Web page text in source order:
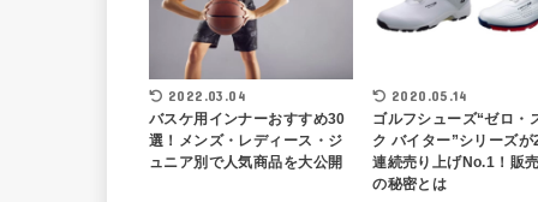
2022.03.04
バスケ用インナーおすすめ30
選！メンズ・レディース・ジ
ュニア別で人気商品を大公開
2020.05.14
ゴルフシューズ“ゼロ・
ク バイター”シリーズが
連続売り上げNo.1！販
の秘密とは